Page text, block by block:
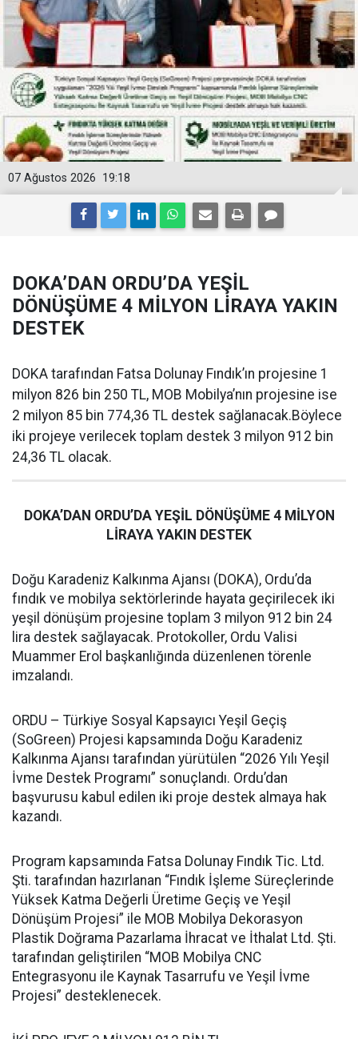
19:18
07 Ağustos 2026
DOKA’DAN ORDU’DA YEŞİL
DÖNÜŞÜME 4 MİLYON LİRAYA YAKIN
DESTEK
DOKA tarafından Fatsa Dolunay Fındık’ın projesine 1
milyon 826 bin 250 TL, MOB Mobilya’nın projesine ise
2 milyon 85 bin 774,36 TL destek sağlanacak.Böylece
iki projeye verilecek toplam destek 3 milyon 912 bin
24,36 TL olacak.
DOKA’DAN ORDU’DA YEŞİL DÖNÜŞÜME 4 MİLYON
LİRAYA YAKIN DESTEK
Doğu Karadeniz Kalkınma Ajansı (DOKA), Ordu’da
fındık ve mobilya sektörlerinde hayata geçirilecek iki
yeşil dönüşüm projesine toplam 3 milyon 912 bin 24
lira destek sağlayacak. Protokoller, Ordu Valisi
Muammer Erol başkanlığında düzenlenen törenle
imzalandı.
ORDU – Türkiye Sosyal Kapsayıcı Yeşil Geçiş
(SoGreen) Projesi kapsamında Doğu Karadeniz
Kalkınma Ajansı tarafından yürütülen “2026 Yılı Yeşil
İvme Destek Programı” sonuçlandı. Ordu’dan
başvurusu kabul edilen iki proje destek almaya hak
kazandı.
Program kapsamında Fatsa Dolunay Fındık Tic. Ltd.
Şti. tarafından hazırlanan “Fındık İşleme Süreçlerinde
Yüksek Katma Değerli Üretime Geçiş ve Yeşil
Dönüşüm Projesi” ile MOB Mobilya Dekorasyon
Plastik Doğrama Pazarlama İhracat ve İthalat Ltd. Şti.
tarafından geliştirilen “MOB Mobilya CNC
Entegrasyonu ile Kaynak Tasarrufu ve Yeşil İvme
Projesi” desteklenecek.